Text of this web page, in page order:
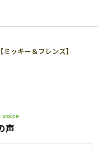
ッキー＆フレンズ】
voice
声